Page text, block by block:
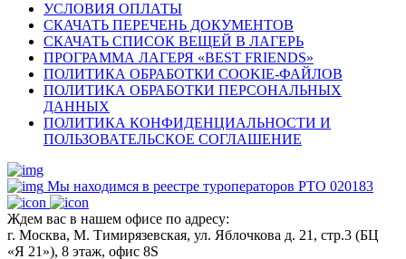
УСЛОВИЯ ОПЛАТЫ
СКАЧАТЬ ПЕРЕЧЕНЬ ДОКУМЕНТОВ
СКАЧАТЬ СПИСОК ВЕЩЕЙ В ЛАГЕРЬ
ПРОГРАММА ЛАГЕРЯ «BEST FRIENDS»
ПОЛИТИКА ОБРАБОТКИ COOKIE-ФАЙЛОВ
ПОЛИТИКА ОБРАБОТКИ ПЕРСОНАЛЬНЫХ
ДАННЫХ
ПОЛИТИКА КОНФИДЕНЦИАЛЬНОСТИ И
ПОЛЬЗОВАТЕЛЬСКОЕ СОГЛАШЕНИЕ
Мы находимся в реестре туроператоров РТО 020183
Ждем вас в нашем офисе по адресу:
г. Москва, М. Тимирязевская, ул. Яблочкова д. 21, стр.3 (БЦ
«Я 21»), 8 этаж, офис 8S